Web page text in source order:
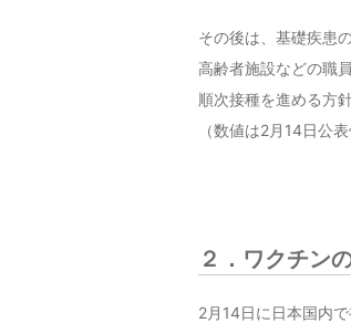
その後は、基礎疾患
高齢者施設などの職
順次接種を進める方
（数値は2月14日公表
２．ワクチン
2月14日に日本国内